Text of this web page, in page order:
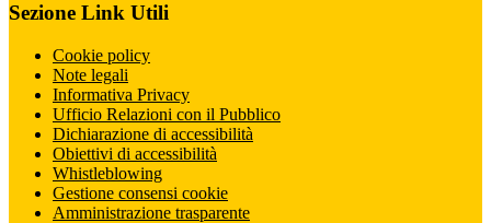
Sezione Link Utili
Cookie policy
Note legali
Informativa Privacy
Ufficio Relazioni con il Pubblico
Dichiarazione di accessibilità
Obiettivi di accessibilità
Whistleblowing
Gestione consensi cookie
Amministrazione trasparente